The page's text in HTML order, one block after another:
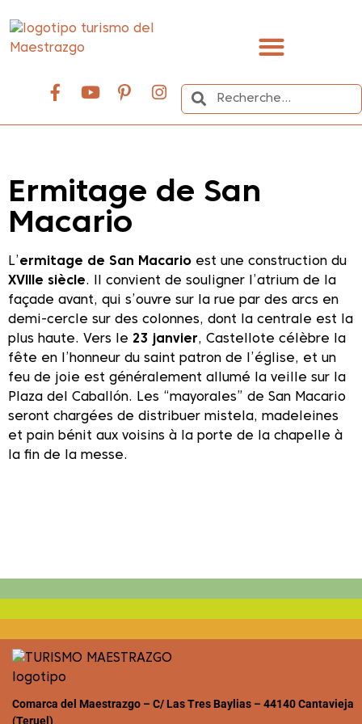
principal
Ermitage de San
Macario
L’ ermitage de San Macario est une construction du
XVIIIe siècle. Il convient de souligner l’atrium de la
façade avant, qui s’ouvre sur la rue par des arcs en
demi-cercle sur des colonnes, dont la centrale est la
plus haute. Vers le 23 janvier, Castellote célèbre la
fête en l’honneur du saint patron de l’église, et un
feu de joie est généralement allumé la veille sur la
Plaza del Caballón. Les “mayorales” de San Macario
seront chargées de distribuer mistela, madeleines
et pain bénit aux voisins à la porte de la chapelle à
la fin de la messe.
Comarca del Maestrazgo – C/ Las Tres Baylias – 44140 Cantavieja
(Teruel)